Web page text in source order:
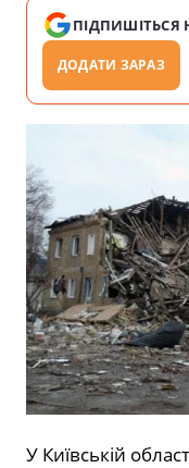
ПІДПИШІТЬСЯ
ДОДАТИ ЗАРАЗ
У Київській